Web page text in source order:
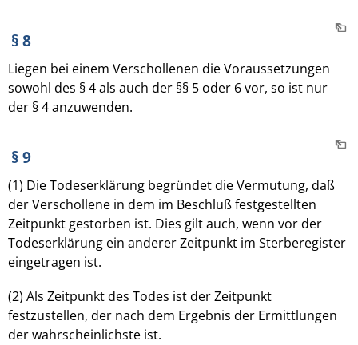
§ 8
Liegen bei einem Verschollenen die Voraussetzungen
sowohl des § 4 als auch der §§ 5 oder 6 vor, so ist nur
der § 4 anzuwenden.
§ 9
(1) Die Todeserklärung begründet die Vermutung, daß
der Verschollene in dem im Beschluß festgestellten
Zeitpunkt gestorben ist. Dies gilt auch, wenn vor der
Todeserklärung ein anderer Zeitpunkt im Sterberegister
eingetragen ist.
(2) Als Zeitpunkt des Todes ist der Zeitpunkt
festzustellen, der nach dem Ergebnis der Ermittlungen
der wahrscheinlichste ist.